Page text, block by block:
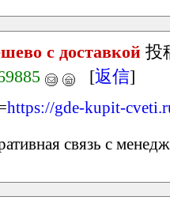
с доставкой 投
[返信]
https://gde-kupit-
связь с